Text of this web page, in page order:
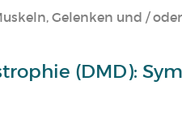
Gelenken und /
(DMD):